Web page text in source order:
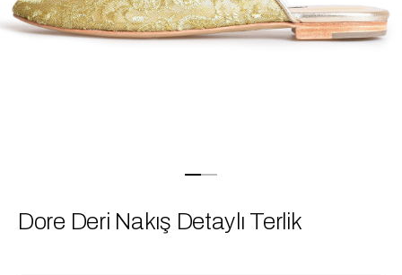
Dore Deri Nakış Detaylı Terlik